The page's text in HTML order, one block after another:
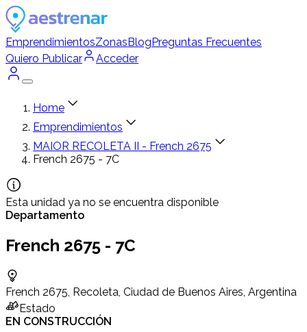
EmprendimientosZonasBlogPreguntas Frecuentes
Quiero Publicar
Acceder
Home
Emprendimientos
MAIOR RECOLETA II - French 2675
French 2675 - 7C
Esta unidad ya no se encuentra disponible
Departamento
French 2675 - 7C
French 2675, Recoleta, Ciudad de Buenos Aires, Argentina
Estado
EN CONSTRUCCIÓN